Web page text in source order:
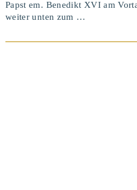
Papst em. Benedikt XVI am
weiter unten zum …